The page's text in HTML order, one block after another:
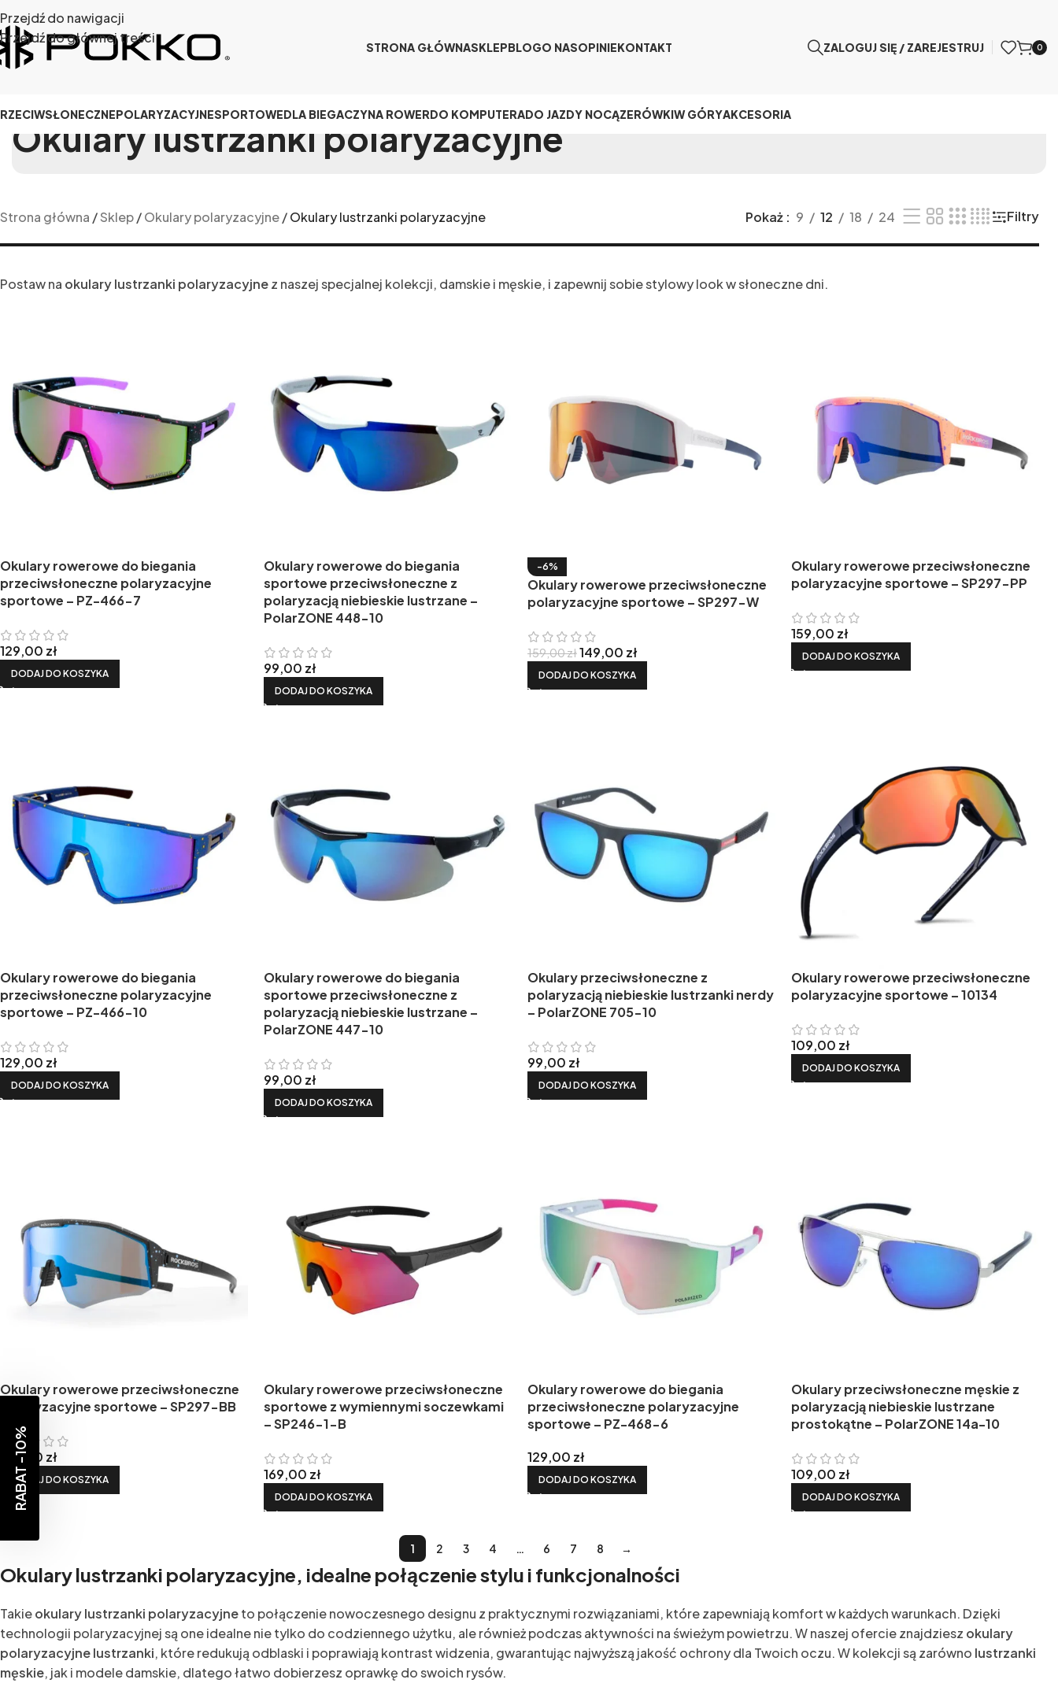
Przejdź do nawigacji
Przejdź do głównej treści
STRONA GŁÓWNASKLEPBLOGO NASOPINIEKONTAKT ZALOGUJ SIĘ / ZAREJESTRUJ 0
POLARYZACYJNESPORTOWEDLA BIEGACZYNA ROWERDO KOMPUTERADO JAZDY NOCĄZERÓWKIW GÓRYAKCESORIA
Okulary lustrzanki polaryzacyjne
Strona główna /Sklep/Okulary polaryzacyjne/Okulary lustrzanki polaryzacyjne Pokaż 9 12 18 24 Filtry
Postaw na okulary lustrzanki polaryzacyjnez naszej specjalnej kolekcji, damskie i męskie, i zapewnij sobie stylowy look w słoneczne dni.
Okulary rowerowe do biegania
przeciwsłoneczne polaryzacyjne
sportowe – PZ-466-7
129,00 zł
DODAJ DO KOSZYKA
Okulary rowerowe do biegania
sportowe przeciwsłoneczne z
polaryzacją niebieskie lustrzane –
PolarZONE 448-10
99,00 zł
DODAJ DO KOSZYKA
-6%
Okulary rowerowe przeciwsłoneczne
polaryzacyjne sportowe – SP297-W
159,00zł149,00 zł
DODAJ DO KOSZYKA
Okulary rowerowe przeciwsłoneczne
polaryzacyjne sportowe – SP297-PP
159,00 zł
DODAJ DO KOSZYKA
Okulary rowerowe do biegania
przeciwsłoneczne polaryzacyjne
sportowe – PZ-466-10
129,00 zł
DODAJ DO KOSZYKA
Okulary rowerowe do biegania
sportowe przeciwsłoneczne z
polaryzacją niebieskie lustrzane –
PolarZONE 447-10
99,00 zł
DODAJ DO KOSZYKA
Okulary przeciwsłoneczne z
polaryzacją niebieskie lustrzanki nerdy
– PolarZONE 705-10
99,00 zł
DODAJ DO KOSZYKA
Okulary rowerowe przeciwsłoneczne
polaryzacyjne sportowe – 10134
109,00 zł
DODAJ DO KOSZYKA
Okulary rowerowe przeciwsłoneczne
polaryzacyjne sportowe – SP297-BB
159,00 zł
DODAJ DO KOSZYKA
Okulary rowerowe przeciwsłoneczne
sportowe z wymiennymi soczewkami
– SP246-1-B
169,00 zł
DODAJ DO KOSZYKA
Okulary rowerowe do biegania
przeciwsłoneczne polaryzacyjne
sportowe – PZ-468-6
129,00 zł
DODAJ DO KOSZYKA
Okulary przeciwsłoneczne męskie z
polaryzacją niebieskie lustrzane
prostokątne – PolarZONE 14a-10
109,00 zł
DODAJ DO KOSZYKA
1 2 3 4 … 6 7 8 →
Okulary lustrzanki polaryzacyjne, idealne połączenie stylu i funkcjonalności
Takieokulary lustrzanki polaryzacyjneto połączenie nowoczesnego designu z praktycznymi rozwiązaniami, które zapewniają komfort w każdych warunkach. Dzięki
technologii polaryzacyjnej są one idealne nie tylko do codziennego użytku, ale również podczas aktywności na świeżym powietrzu. W naszej ofercie znajdziesz okulary
polaryzacyjne lustrzanki, które redukują odblaski i poprawiają kontrast widzenia, gwarantując najwyższą jakość ochrony dla Twoich oczu. W kolekcji są zarówno lustrzanki
męskie, jak i modele damskie, dlatego łatwo dobierzesz oprawkę do swoich rysów.
RABAT -10%